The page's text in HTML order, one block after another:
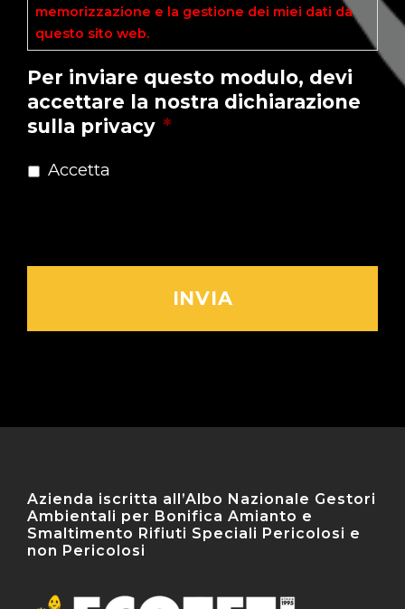
memorizzazione e la gestione dei miei dati da
questo sito web.
Per inviare questo modulo, devi
accettare la nostra dichiarazione
sulla privacy *
Accetta
Azienda iscritta all’Albo Nazionale Gestori
Ambientali per Bonifica Amianto e
Smaltimento Rifiuti Speciali Pericolosi e
non Pericolosi